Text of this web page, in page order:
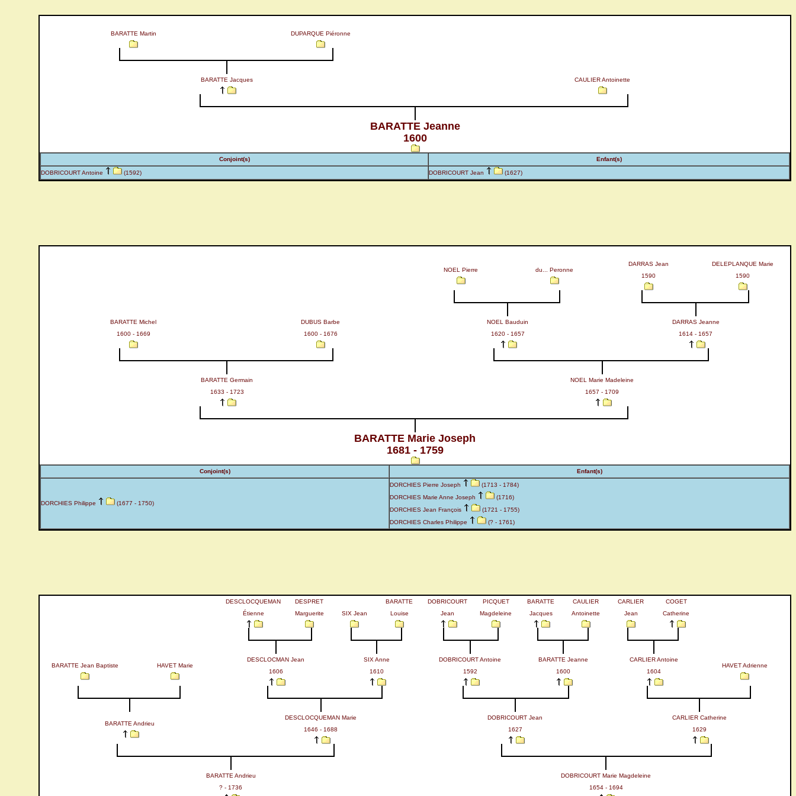
BARATTE Martin DUPARQUE Piéronne
BARATTE Jacques CAULIER Antoinette
BARATTE Jeanne
1600
Conjoint(s) Enfant(s)
DOBRICOURT Antoine (1592) DOBRICOURT Jean (1627)
NOEL Pierre du... Peronne
DARRAS Jean
1590
DELEPLANQUE Marie
1590
BARATTE Michel
1600 - 1669
DUBUS Barbe
1600 - 1676
NOEL Bauduin
1620 - 1657
DARRAS Jeanne
1614 - 1657
BARATTE Germain
1633 - 1723
NOEL Marie Madeleine
1657 - 1709
BARATTE Marie Joseph
1681 - 1759
Conjoint(s) Enfant(s)
DORCHIES Philippe (1677 - 1750)
DORCHIES Pierre Joseph
(1713 - 1784)
DORCHIES Marie Anne Joseph
(1716)
DORCHIES Jean François
(1721 - 1755)
DORCHIES Charles Philippe
(? - 1761)
DESCLOCQUEMAN
Étienne
DESPRET
Marguerite
SIX Jean
BARATTE
Louise
DOBRICOURT
Jean
PICQUET
Magdeleine
BARATTE
Jacques
CAULIER
Antoinette
CARLIER
Jean
COGET
Catherine
BARATTE Jean Baptiste HAVET Marie
DESCLOCMAN Jean
1606
SIX Anne
1610
DOBRICOURT Antoine
1592
BARATTE Jeanne
1600
CARLIER Antoine
1604
HAVET Adrienne
BARATTE Andrieu
DESCLOCQUEMAN Marie
1646 - 1688
DOBRICOURT Jean
1627
CARLIER Catherine
1629
BARATTE Andrieu
? - 1736
DOBRICOURT Marie Magdeleine
1654 - 1694